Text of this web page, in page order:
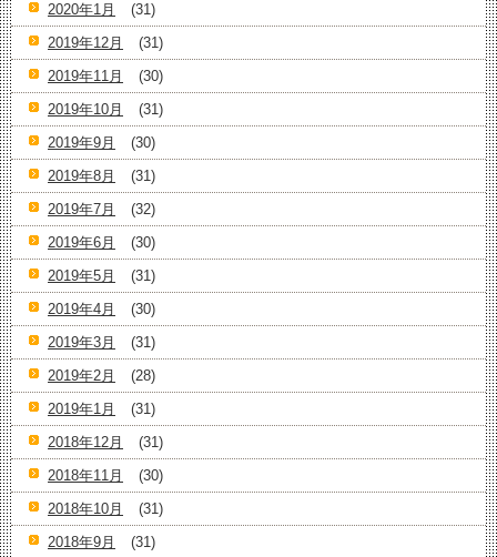
2020年1月
(31)
2019年12月
(31)
2019年11月
(30)
2019年10月
(31)
2019年9月
(30)
2019年8月
(31)
2019年7月
(32)
2019年6月
(30)
2019年5月
(31)
2019年4月
(30)
2019年3月
(31)
2019年2月
(28)
2019年1月
(31)
2018年12月
(31)
2018年11月
(30)
2018年10月
(31)
2018年9月
(31)